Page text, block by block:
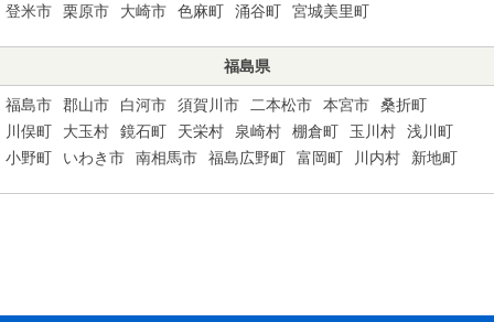
登米市
栗原市 大崎市 色麻町 涌谷町 宮城美里町
福島県
福島市 郡山市 白河市 須賀川市 二本松市 本宮市
桑折町
川俣町
大玉村 鏡石町 天栄村 泉崎村 棚倉町 玉川村
浅川町
小野町
いわき市 南相馬市 福島広野町 富岡町 川内村 新地町